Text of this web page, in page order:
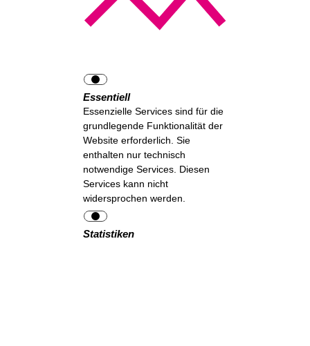
Essentiell
Essenzielle Services sind für die
grundlegende Funktionalität der
Website erforderlich. Sie
enthalten nur technisch
notwendige Services. Diesen
Services kann nicht
widersprochen werden.
Statistiken